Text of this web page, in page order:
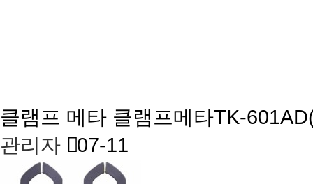
클램프 메타 클램프메타TK-
관리자 07-11